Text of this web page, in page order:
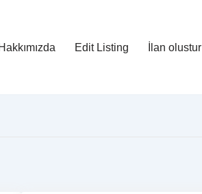
Hakkımızda Edit Listing İlan olustur